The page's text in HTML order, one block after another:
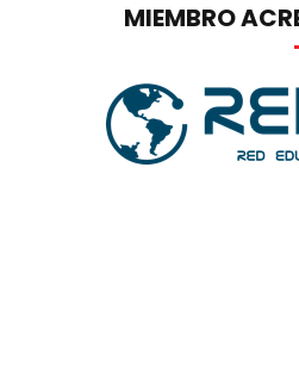
MIEMBRO